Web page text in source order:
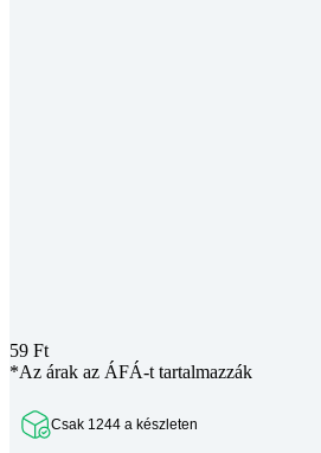
59 Ft
*Az árak az ÁFÁ-t tartalmazzák
Csak 1244 a készleten